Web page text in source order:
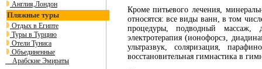
Англия,Лондон
Пляжные туры
Отдых в Египте
Туры в Турцию
Отели Туниса
Объединенные
Арабские Эмираты
Кроме питьевого лечения,
относятся: все виды ванн, в том
процедуры, подводный массаж,
электротерапия (ионофорсз,
ультразвук, соляризация,
восстановительная гимнастика в